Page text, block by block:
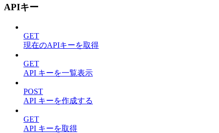
APIキー
GET
現在のAPIキーを取得
GET
API キーを一覧表示
POST
API キーを作成する
GET
API キーを取得